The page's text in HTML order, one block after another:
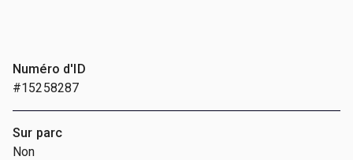
Numéro d'ID
#15258287
Sur parc
Non